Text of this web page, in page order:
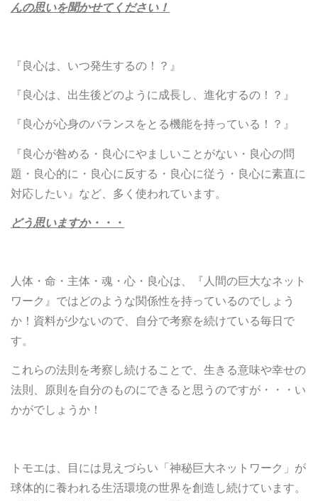
んの思いを聞かせてください！
『良心は、いつ発生するの！？』
『良心は、出生後どのように成長し、進化するの！？』
『良心が心身のバランスをとる機能を持っている！？』
『良心が咎める・良心にやましいことがない・良心の問
題・良心的に・良心に反する・良心に従う・良心に素直に
対応したい』など、多く使われています。
どう思いますか・・・
人体・命・主体・魂・心・良心は、『人間の巨大なネット
ワーク』ではどのような関係性を持っているのでしょう
か！資料が少ないので、自分で考察を続けている毎日で
す。
これらの法則を考察し続けることで、生きる意味や幸せの
法則、原則を自分のものにできると思うのですが・・・い
かがでしょうか！
トモエは、目には見えづらい「神秘巨大ネットワーク」が
球体的に養われる生活環境の世界を創造し続けています。